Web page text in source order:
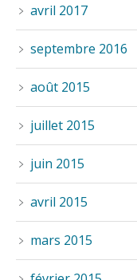
avril 2017
septembre 2016
août 2015
juillet 2015
juin 2015
avril 2015
mars 2015